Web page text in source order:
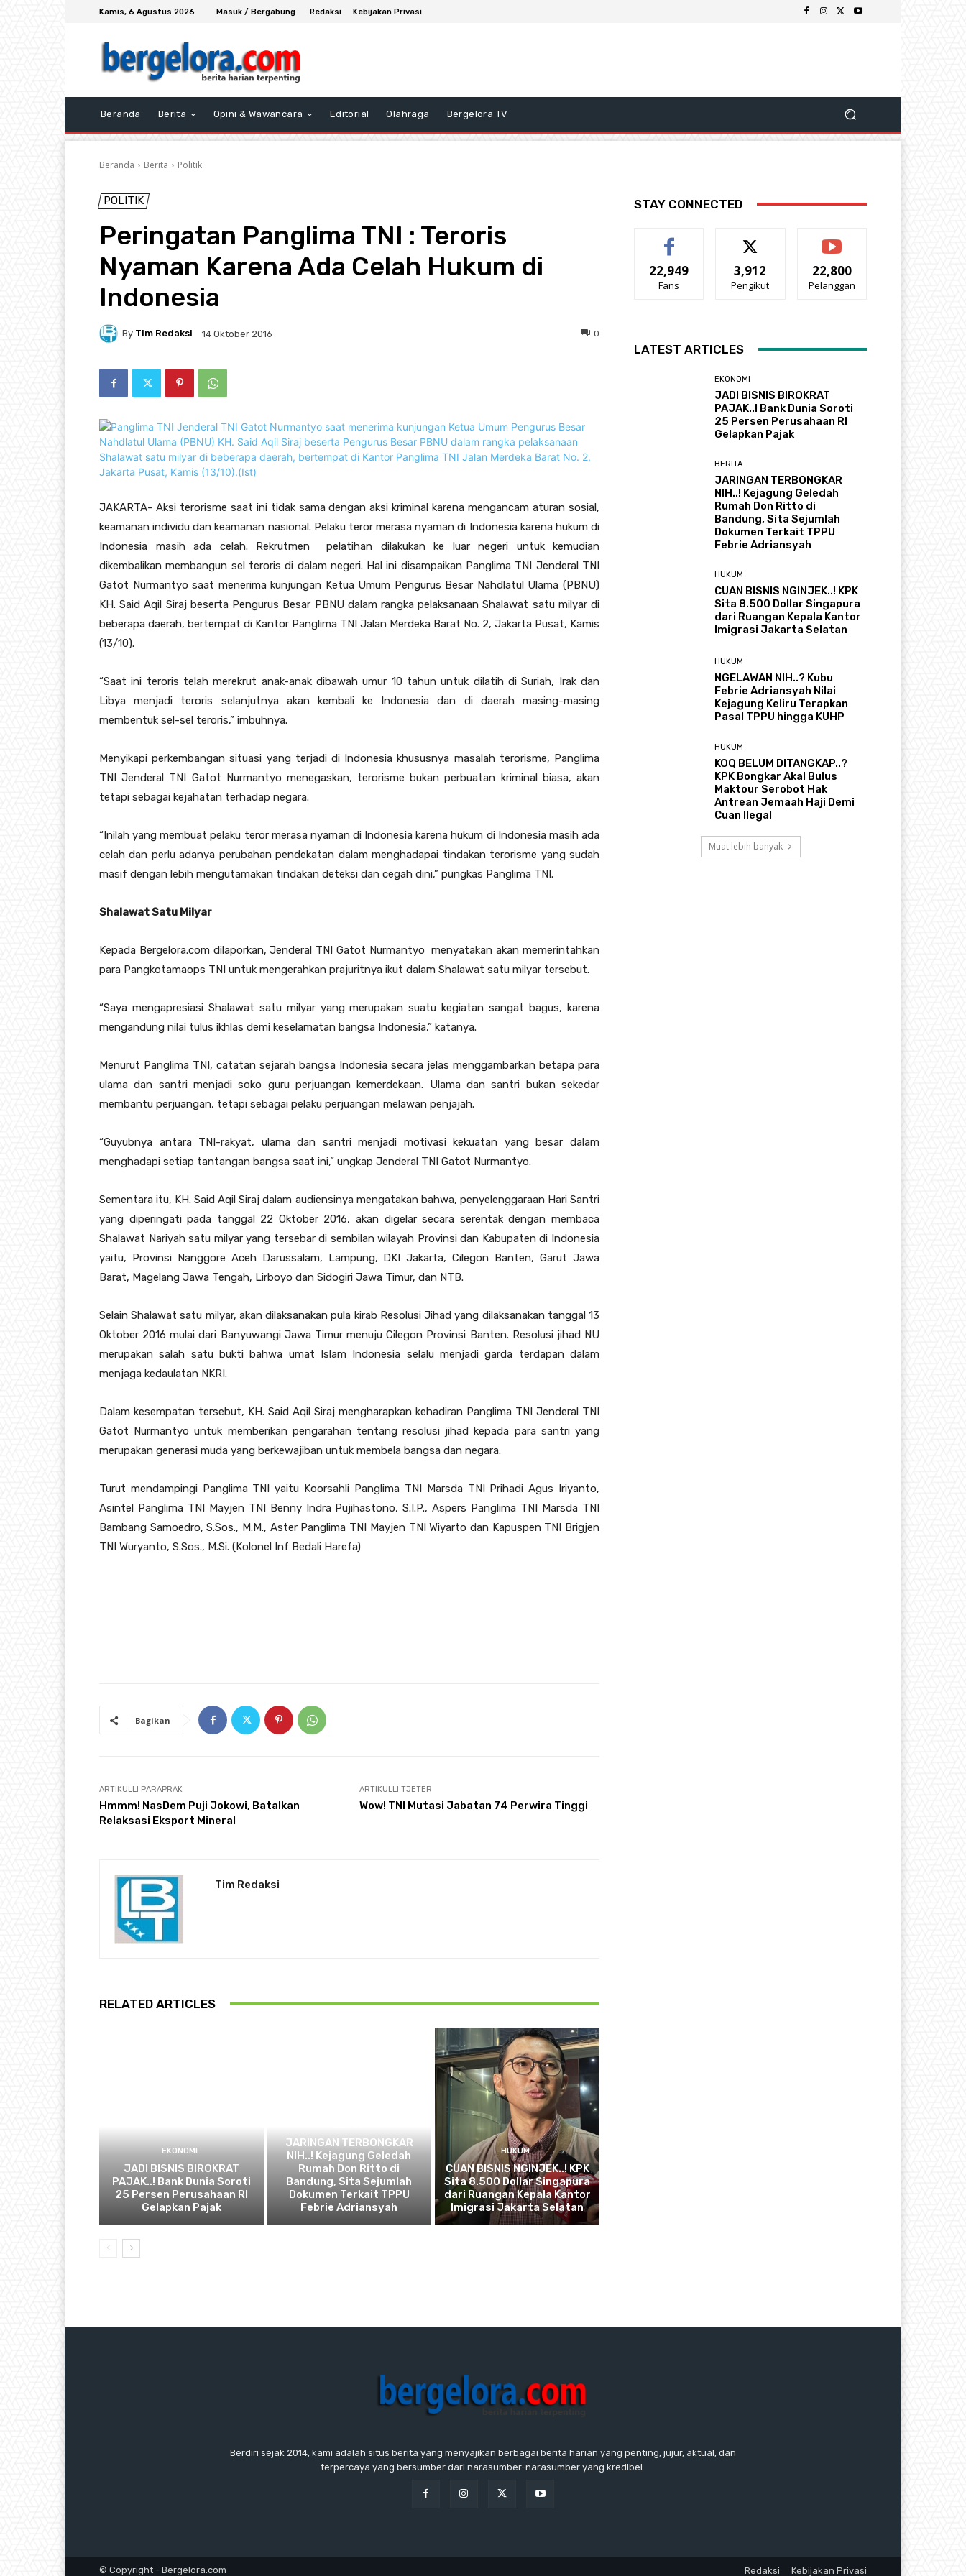
Kamis, 6 Agustus 2026 Masuk / Bergabung Redaksi Kebijakan Privasi
Beranda Berita Opini & Wawancara Editorial Olahraga Bergelora TV
Beranda Berita Politik
POLITIK
Peringatan Panglima TNI : Teroris
Nyaman Karena Ada Celah Hukum di
Indonesia
By Tim Redaksi 14 Oktober 2016 0
JAKARTA- Aksi terorisme saat ini tidak sama dengan aksi kriminal karena mengancam aturan sosial,
keamanan individu dan keamanan nasional. Pelaku teror merasa nyaman di Indonesia karena hukum di
Indonesia masih ada celah. Rekrutmen pelatihan dilakukan ke luar negeri untuk kemudian
dikembalikan membangun sel teroris di dalam negeri. Hal ini disampaikan Panglima TNI Jenderal TNI
Gatot Nurmantyo saat menerima kunjungan Ketua Umum Pengurus Besar Nahdlatul Ulama (PBNU)
KH. Said Aqil Siraj beserta Pengurus Besar PBNU dalam rangka pelaksanaan Shalawat satu milyar di
beberapa daerah, bertempat di Kantor Panglima TNI Jalan Merdeka Barat No. 2, Jakarta Pusat, Kamis
(13/10).
“Saat ini teroris telah merekrut anak-anak dibawah umur 10 tahun untuk dilatih di Suriah, Irak dan
Libya menjadi teroris selanjutnya akan kembali ke Indonesia dan di daerah masing-masing
membentuk sel-sel teroris,” imbuhnya.
Menyikapi perkembangan situasi yang terjadi di Indonesia khususnya masalah terorisme, Panglima
TNI Jenderal TNI Gatot Nurmantyo menegaskan, terorisme bukan perbuatan kriminal biasa, akan
tetapi sebagai kejahatan terhadap negara.
“Inilah yang membuat pelaku teror merasa nyaman di Indonesia karena hukum di Indonesia masih ada
celah dan perlu adanya perubahan pendekatan dalam menghadapai tindakan terorisme yang sudah
masif dengan lebih mengutamakan tindakan deteksi dan cegah dini,” pungkas Panglima TNI.
Shalawat Satu Milyar
Kepada Bergelora.com dilaporkan, Jenderal TNI Gatot Nurmantyo menyatakan akan memerintahkan
para Pangkotamaops TNI untuk mengerahkan prajuritnya ikut dalam Shalawat satu milyar tersebut.
“Saya mengapresiasi Shalawat satu milyar yang merupakan suatu kegiatan sangat bagus, karena
mengandung nilai tulus ikhlas demi keselamatan bangsa Indonesia,” katanya.
Menurut Panglima TNI, catatan sejarah bangsa Indonesia secara jelas menggambarkan betapa para
ulama dan santri menjadi soko guru perjuangan kemerdekaan. Ulama dan santri bukan sekedar
membantu perjuangan, tetapi sebagai pelaku perjuangan melawan penjajah.
“Guyubnya antara TNI-rakyat, ulama dan santri menjadi motivasi kekuatan yang besar dalam
menghadapi setiap tantangan bangsa saat ini,” ungkap Jenderal TNI Gatot Nurmantyo.
Sementara itu, KH. Said Aqil Siraj dalam audiensinya mengatakan bahwa, penyelenggaraan Hari Santri
yang diperingati pada tanggal 22 Oktober 2016, akan digelar secara serentak dengan membaca
Shalawat Nariyah satu milyar yang tersebar di sembilan wilayah Provinsi dan Kabupaten di Indonesia
yaitu, Provinsi Nanggore Aceh Darussalam, Lampung, DKI Jakarta, Cilegon Banten, Garut Jawa
Barat, Magelang Jawa Tengah, Lirboyo dan Sidogiri Jawa Timur, dan NTB.
Selain Shalawat satu milyar, akan dilaksanakan pula kirab Resolusi Jihad yang dilaksanakan tanggal 13
Oktober 2016 mulai dari Banyuwangi Jawa Timur menuju Cilegon Provinsi Banten. Resolusi jihad NU
merupakan salah satu bukti bahwa umat Islam Indonesia selalu menjadi garda terdapan dalam
menjaga kedaulatan NKRI.
Dalam kesempatan tersebut, KH. Said Aqil Siraj mengharapkan kehadiran Panglima TNI Jenderal TNI
Gatot Nurmantyo untuk memberikan pengarahan tentang resolusi jihad kepada para santri yang
merupakan generasi muda yang berkewajiban untuk membela bangsa dan negara.
Turut mendampingi Panglima TNI yaitu Koorsahli Panglima TNI Marsda TNI Prihadi Agus Iriyanto,
Asintel Panglima TNI Mayjen TNI Benny Indra Pujihastono, S.I.P., Aspers Panglima TNI Marsda TNI
Bambang Samoedro, S.Sos., M.M., Aster Panglima TNI Mayjen TNI Wiyarto dan Kapuspen TNI Brigjen
TNI Wuryanto, S.Sos., M.Si. (Kolonel Inf Bedali Harefa)
Bagikan
ARTIKULLI PARAPRAK
Hmmm! NasDem Puji Jokowi, Batalkan
Relaksasi Eksport Mineral
ARTIKULLI TJETËR
Wow! TNI Mutasi Jabatan 74 Perwira Tinggi
Tim Redaksi
RELATED ARTICLES
EKONOMI
JADI BISNIS BIROKRAT
PAJAK..! Bank Dunia Soroti
25 Persen Perusahaan RI
Gelapkan Pajak
JARINGAN TERBONGKAR
NIH..! Kejagung Geledah
Rumah Don Ritto di
Bandung, Sita Sejumlah
Dokumen Terkait TPPU
Febrie Adriansyah
HUKUM
CUAN BISNIS NGINJEK..! KPK
Sita 8.500 Dollar Singapura
dari Ruangan Kepala Kantor
Imigrasi Jakarta Selatan
STAY CONNECTED
22,949
Fans
3,912
Pengikut
22,800
Pelanggan
LATEST ARTICLES
EKONOMI
JADI BISNIS BIROKRAT
PAJAK..! Bank Dunia Soroti
25 Persen Perusahaan RI
Gelapkan Pajak
BERITA
JARINGAN TERBONGKAR
NIH..! Kejagung Geledah
Rumah Don Ritto di
Bandung, Sita Sejumlah
Dokumen Terkait TPPU
Febrie Adriansyah
HUKUM
CUAN BISNIS NGINJEK..! KPK
Sita 8.500 Dollar Singapura
dari Ruangan Kepala Kantor
Imigrasi Jakarta Selatan
HUKUM
NGELAWAN NIH..? Kubu
Febrie Adriansyah Nilai
Kejagung Keliru Terapkan
Pasal TPPU hingga KUHP
HUKUM
KOQ BELUM DITANGKAP..?
KPK Bongkar Akal Bulus
Maktour Serobot Hak
Antrean Jemaah Haji Demi
Cuan Ilegal
Muat lebih banyak
Berdiri sejak 2014, kami adalah situs berita yang menyajikan berbagai berita harian yang penting, jujur, aktual, dan
terpercaya yang bersumber dari narasumber-narasumber yang kredibel.
© Copyright - Bergelora.com Redaksi Kebijakan Privasi